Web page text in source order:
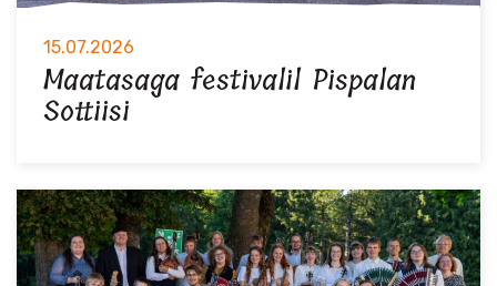
15.07.2026
Maatasaga festivalil Pispalan
Sottiisi